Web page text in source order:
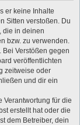
er keine Inhalte
Sitten verstoßen. Du
die in deinen
bzw. zu verwenden.
Bei Verstößen gegen
veröffentlichten
zeitweise oder
und dir ein
Verantwortung für die
erstellt hat oder die
dem Betreiber, dein